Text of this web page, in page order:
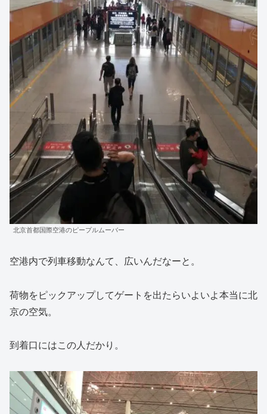
北京首都国際空港のピープルムーバー
空港内で列車移動なんて、広いんだなーと。
荷物をピックアップしてゲートを出たらいよいよ本当に北
京の空気。
到着口にはこの人だかり。